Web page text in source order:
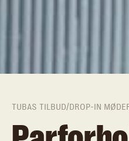
TUBAS TILBUD/DROP-IN